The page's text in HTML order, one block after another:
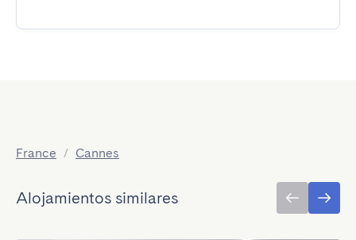
France / Cannes
Alojamientos similares